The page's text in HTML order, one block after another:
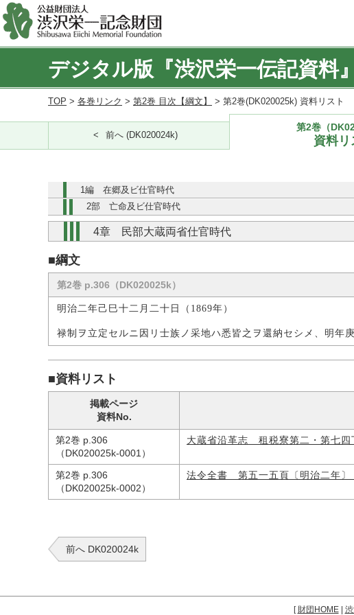
デジタル版『渋沢栄一伝記資料』
TOP > 各巻リンク > 第2巻 目次【綱文】 > 第2巻(DK020025k) 資料リスト
前へ (DK020024k)
第2巻（
資料リ
1編 在郷及ビ仕官時代
2部 亡命及ビ仕官時代
4章 民部大蔵両省仕官時代
■綱文
第2巻 p.306（DK020025k）
明治二年己巳十二月二十日（1869年）
禄制ヲ立定セルニ因リ士族ノ采地ハ悉皆之ヲ還納セシメ、明年
■資料リスト
掲載ページ
資料No.
第2巻 p.306
（DK020025k-0001）
大蔵省沿革志 租税寮第二・第七
第2巻 p.306
（DK020025k-0002）
法令全書 第五一五頁〔明治二年〕
前へ DK020024k
[財団HOME|